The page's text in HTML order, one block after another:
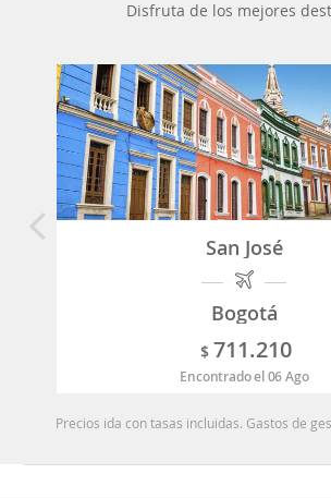
Disfruta de los mejores
San José
Bogotá
$ 711.210
Encontrado el 06 Ago
Precios ida con tasas incluidas. Gastos de